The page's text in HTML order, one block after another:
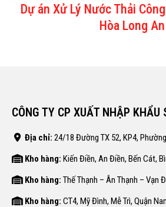
Dự án Xử Lý Nước Thải
Hòa Long An
CÔNG TY CP XUẤT NHẬP KHẨU
Địa chỉ: 24/18 Đường TX 52, KP4,
Kho hàng: Kiến Điền, An Điền, Bến Cát,
Kho hàng: Thế Thạnh – Ân Thạnh – Vạn
Kho hàng: CT4, Mỹ Đình, Mễ Trì, Quận